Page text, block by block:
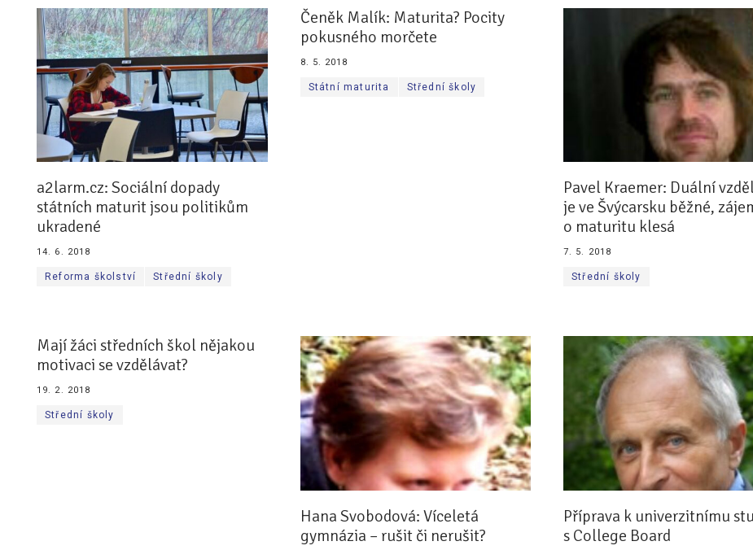
a2larm.cz: Sociální dopady
státních maturit jsou politikům
ukradené
14. 6. 2018
Reforma školství Střední školy
Čeněk Malík: Maturita? Pocity
pokusného morčete
8. 5. 2018
Státní maturita Střední školy
Pavel Kraemer: Duální
je ve Švýcarsku běžné,
o maturitu klesá
7. 5. 2018
Střední školy
Mají žáci středních škol nějakou
motivaci se vzdělávat?
19. 2. 2018
Střední školy
Hana Svobodová: Víceletá
gymnázia – rušit či nerušit?
Příprava k univerzitnímu
s College Board